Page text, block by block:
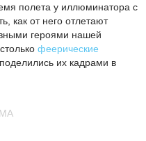
полета у иллюминатора с
как от него отлетают
героями нашей
феерические
их кадрами в